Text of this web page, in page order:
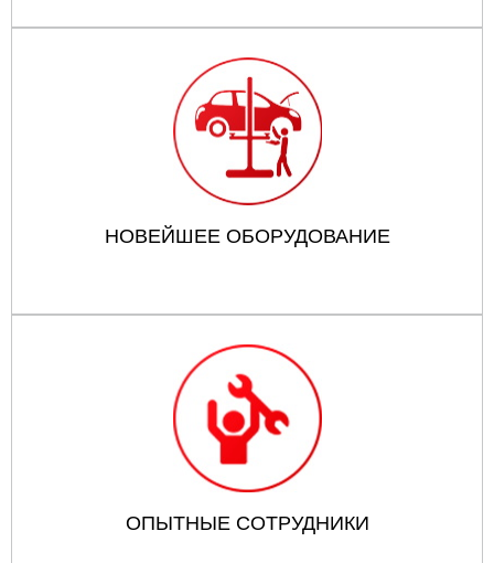
НОВЕЙШЕЕ ОБОРУДОВАНИЕ
ОПЫТНЫЕ СОТРУДНИКИ